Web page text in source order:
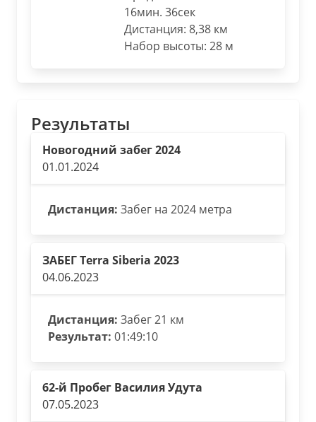
16мин. 36сек
Дистанция: 8,38 км
Набор высоты: 28 м
Результаты
Новогодний забег 2024
01.01.2024
Дистанция: Забег на 2024 метра
ЗАБЕГ Terra Siberia 2023
04.06.2023
Дистанция: Забег 21 км
Результат: 01:49:10
62-й Пробег Василия Удута
07.05.2023